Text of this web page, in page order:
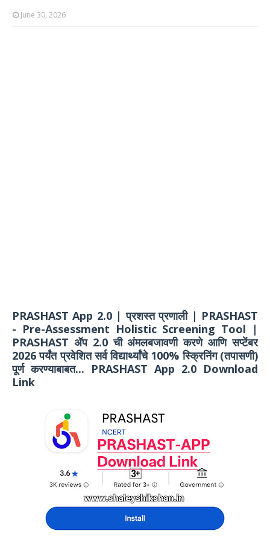
June 30, 2026
PRASHAST App 2.0 | प्रशस्त प्रणाली | PRASHAST
- Pre-Assessment Holistic Screening Tool |
PRASHAST ॲप 2.0 ची अंमलबजावणी करणे आणि सप्टेंबर
2026 पर्यंत प्रवेशित सर्व विद्यार्थ्यांचे 100% स्क्रिनिंग (तपासणी)
पूर्ण करण्याबाबत... PRASHAST App 2.0 Download
Link